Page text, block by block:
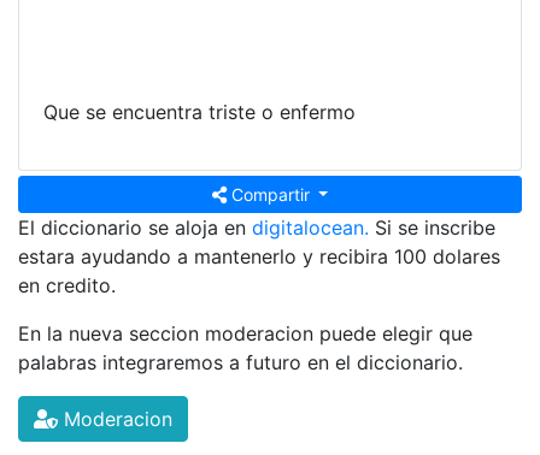
Que se encuentra triste o enfermo
Compartir
El diccionario se aloja en digitalocean. Si se inscribe
estara ayudando a mantenerlo y recibira 100 dolares
en credito.
En la nueva seccion moderacion puede elegir que
palabras integraremos a futuro en el diccionario.
Moderacion